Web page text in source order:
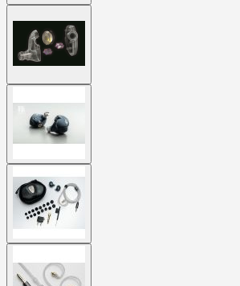
larger
image
larger
image
larger
image
larger
image